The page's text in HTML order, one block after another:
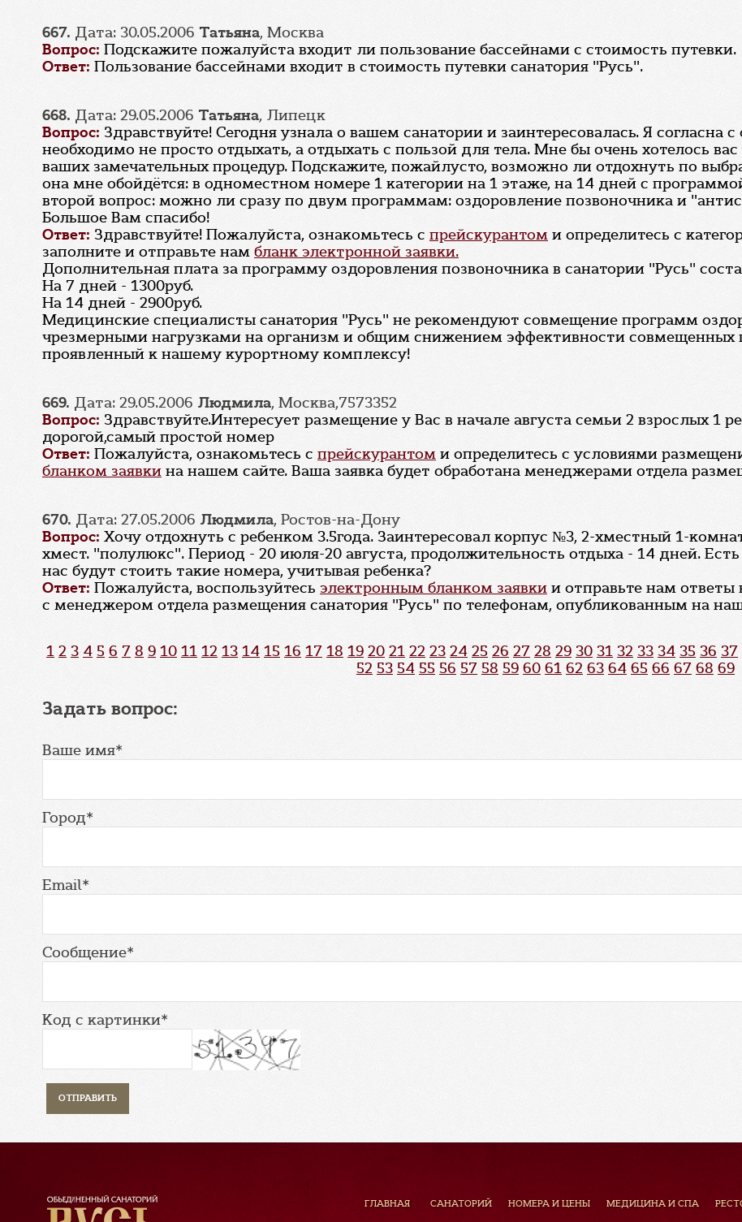
667. Дата: 30.05.2006 Татьяна, Москва
Вопрос: Подскажите пожалуйста входит ли пользование бассейнами с стоимость путевки.
Ответ: Пользование бассейнами входит в стоимость путевки санатория "Русь".
668. Дата: 29.05.2006 Татьяна, Липецк
Вопрос: Здравствуйте! Сегодня узнала о вашем санатории и заинтересовалась. Я согласна
необходимо не просто отдыхать, а отдыхать с пользой для тела. Мне бы очень хотелось
ваших замечательных процедур. Подскажите, пожайлусто, возможно ли отдохнуть по
она мне обойдётся: в одноместном номере 1 категории на 1 этаже, на 14 дней с
второй вопрос: можно ли сразу по двум программам: оздоровление позвоночника и
Большое Вам спасибо!
Ответ: Здравствуйте! Пожалуйста, ознакомьтесь с прейскурантом и определитесь с
заполните и отправьте нам бланк электронной заявки.
Дополнительная плата за программу оздоровления позвоночника в санатории "Русь"
На 7 дней - 1300руб.
На 14 дней - 2900руб.
Медицинские специалисты санатория "Русь" не рекомендуют совмещение программ
чрезмерными нагрузками на организм и общим снижением эффективности совмещенных
проявленный к нашему курортному комплексу!
669. Дата: 29.05.2006 Людмила, Москва,7573352
Вопрос: Здравствуйте.Интересует размещение у Вас в начале августа семьи 2 взрослых 1
дорогой,самый простой номер
Ответ: Пожалуйста, ознакомьтесь с прейскурантом и определитесь с условиями
бланком заявки на нашем сайте. Ваша заявка будет обработана менеджерами отдела
670. Дата: 27.05.2006 Людмила, Ростов-на-Дону
Вопрос: Хочу отдохнуть с ребенком 3.5года. Заинтересовал корпус №3, 2-хместный 1-
хмест. "полулюкс". Период - 20 июля-20 августа, продолжительность отдыха - 14 дней.
нас будут стоить такие номера, учитывая ребенка?
Ответ: Пожалуйста, воспользуйтесь электронным бланком заявки и отправьте нам
с менеджером отдела размещения санатория "Русь" по телефонам, опубликованным на
1 2 3 4 5 6 7 8 9 10 11 12 13 14 15 16 17 18 19 20 21 22 23 24 25 26 27 28 29 30 31 32 33 34 35 36 37
52 53 54 55 56 57 58 59 60 61 62 63 64 65 66 67 68 69
Задать вопрос:
Ваше имя*
Город*
Email*
Сообщение*
Код с картинки*
ГЛАВНАЯ САНАТОРИЙ НОМЕРА И ЦЕНЫ МЕДИЦИНА И СПА